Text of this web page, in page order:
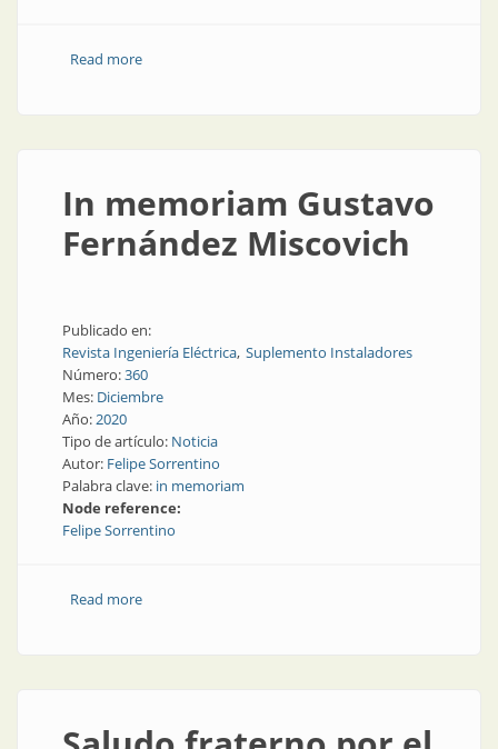
Read moreabout In memoriam Luis Schmid
In memoriam Gustavo
Fernández Miscovich
Publicado en:
Revista Ingeniería Eléctrica Suplemento Instaladores
Número:360
Mes: Diciembre
Año:2020
Tipo de artículo: Noticia
Autor: Felipe Sorrentino
Palabra clave: in memoriam
Node reference:
Felipe Sorrentino
Read moreabout In memoriam Gustavo Fernández Miscovich